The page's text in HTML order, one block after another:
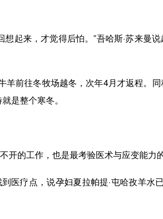
来，才觉得后怕。”吾哈斯·苏来曼
前往冬牧场越冬，次年4月才返程。同
是整个寒冬。
的工作，也是最考验医术与应变能力的
疗点，说孕妇夏拉帕提·屯哈孜羊水